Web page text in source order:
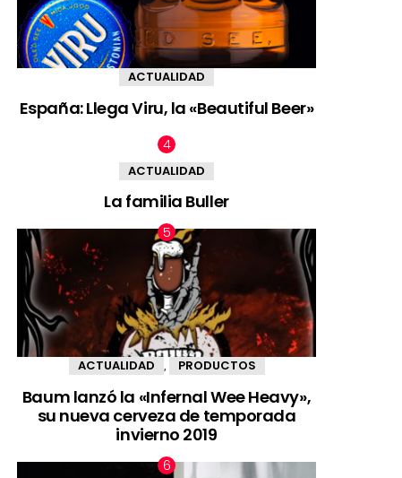
ACTUALIDAD
España: Llega Viru, la «Beautiful Beer»
ACTUALIDAD
La familia Buller
ACTUALIDAD PRODUCTOS
Baum lanzó la «Infernal Wee Heavy»,
su nueva cerveza de temporada
invierno 2019